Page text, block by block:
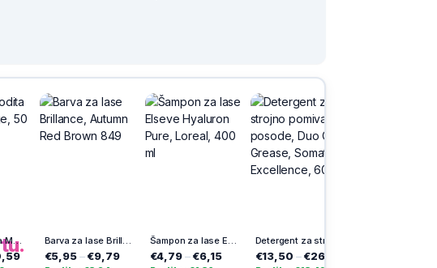
Barva za lase Brillance, Autumn Red Brown 849
– €9,79
Šampon za lase Elseve Hyaluron Pure, Loreal, 400 ml
€4,79 €6,15
Detergent za strojno pomivanje posode, Duo Gel Grease, Somat Excellence, 60/1
€13,50 €26,99
-30%
€2,09